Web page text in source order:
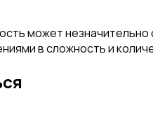
может
в сложность и